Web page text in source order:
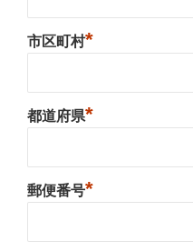
市区町村*
都道府県*
郵便番号*